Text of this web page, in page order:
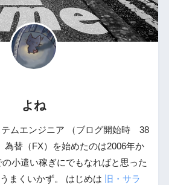
よね
テムエンジニア （ブログ開始時 38
為替（FX）を始めたのは2006年か
小遣い稼ぎにでもなればと思った
まくいかず。 はじめは
旧・サラ